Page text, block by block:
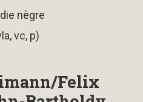
nègre
vc, p)
Felix